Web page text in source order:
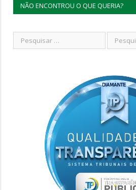
NÃO ENCONTROU O QUE QUERIA?